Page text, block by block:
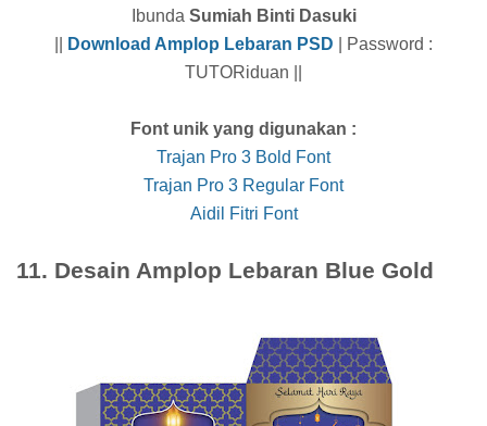
Ibunda Sumiah Binti Dasuki
Download Amplop Lebaran PSD | Password :
TUTORiduan ||
Font unik yang digunakan :
Trajan Pro 3 Bold Font
Trajan Pro 3 Regular Font
Aidil Fitri Font
11. Desain Amplop Lebaran Blue Gold